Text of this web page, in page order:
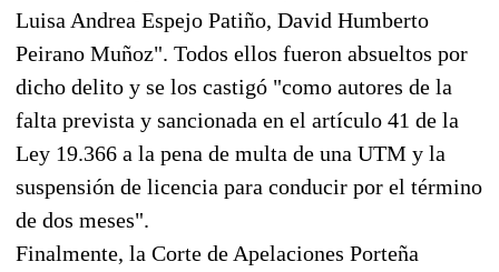
Luisa Andrea Espejo Patiño, David Humberto
Peirano Muñoz". Todos ellos fueron absueltos por
dicho delito y se los castigó "como autores de la
falta prevista y sancionada en el artículo 41 de la
Ley 19.366 a la pena de multa de una UTM y la
suspensión de licencia para conducir por el término
de dos meses".
Finalmente, la Corte de Apelaciones Porteña